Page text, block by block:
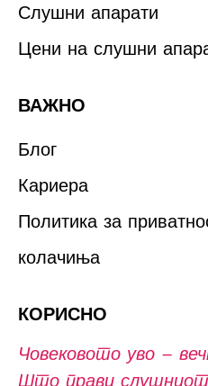
Слушни апарати
Цени на слушни
ВАЖНО
Блог
Кариера
Политика за
колачиња
КОРИСНО
Човековото уво –
Што прави